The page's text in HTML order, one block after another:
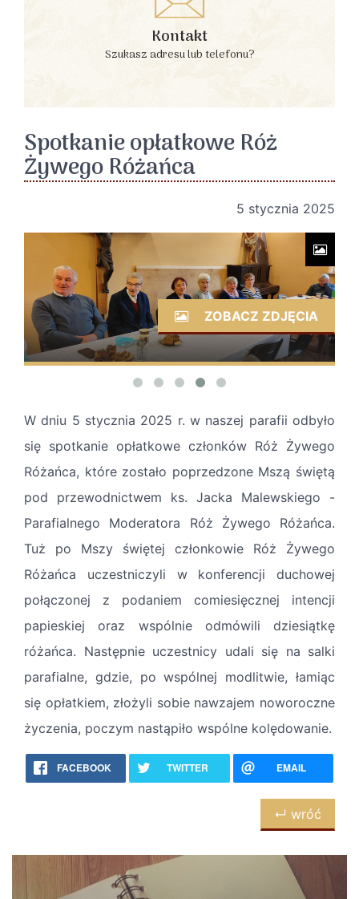
Kontakt
Szukasz adresu lub telefonu?
Spotkanie opłatkowe Róż
Żywego Różańca
5 stycznia 2025
ZOBACZ ZDJĘCIA
W dniu 5 stycznia 2025 r. w naszej parafii odbyło
się spotkanie opłatkowe członków Róż Żywego
Różańca, które zostało poprzedzone Mszą świętą
pod przewodnictwem ks. Jacka Malewskiego -
Parafialnego Moderatora Róż Żywego Różańca.
Tuż po Mszy świętej członkowie Róż Żywego
Różańca uczestniczyli w konferencji duchowej
połączonej z podaniem comiesięcznej intencji
papieskiej oraz wspólnie odmówili dziesiątkę
różańca. Następnie uczestnicy udali się na salki
parafialne, gdzie, po wspólnej modlitwie, łamiąc
się opłatkiem, złożyli sobie nawzajem noworoczne
życzenia, poczym nastąpiło wspólne kolędowanie.
FACEBOOK TWITTER EMAIL
↵ wróć